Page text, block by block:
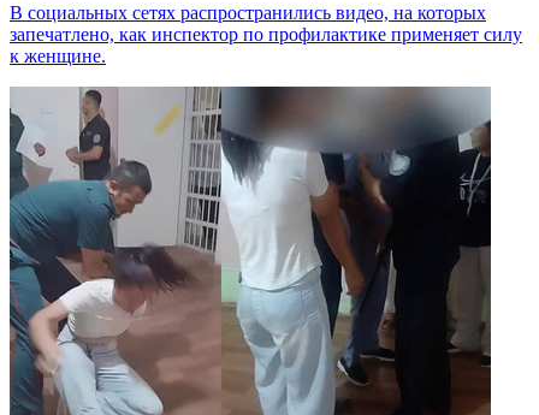
В социальных сетях распространились видео, на которых
запечатлено, как инспектор по профилактике применяет силу
к женщине.